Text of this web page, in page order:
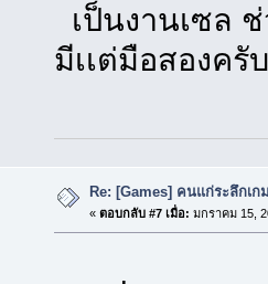
เป็นงานเซล
มีเเต่มือสองครับ
Re: [Games] คนแก่ระลึกเก
« ตอบกลับ #7 เมื่อ: มกราคม 15,